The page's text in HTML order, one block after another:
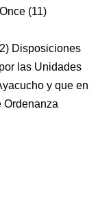
(11)
Disposiciones
las Unidades
y que en
Ordenanza